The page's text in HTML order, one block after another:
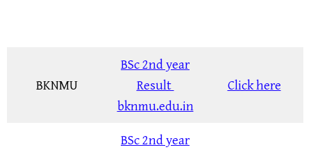
BKNMU
BSc 2nd year
Result
bknmu.edu.in
Click here
BSc 2nd year